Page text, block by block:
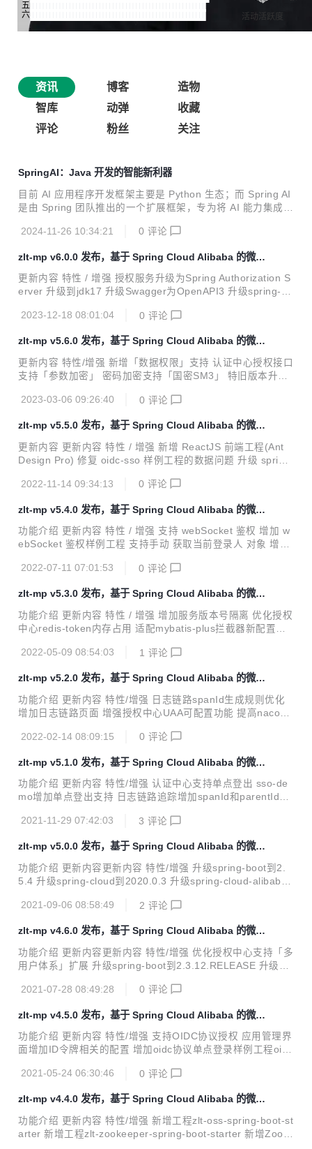
资讯 博客
造物
智库
动弹
收藏
评论
粉丝 关注
SpringAI：Java 开发的智能新利器
目前 AI 应用程序开发框架主要是 Python 生态；而 Spring AI
是由 Spring 团队推出的一个扩展框架，专为将 AI 能力集成到
2024-11-26 10:34:21
0 评论
zlt-mp v6.0.0 发布，基于 Spring Cloud Alibaba 的微服
务平台
更新内容 特性 / 增强 授权服务升级为Spring Authorization S
erver 升级到jdk17 升级Swagger为OpenAPI3 升级spring-bo
baba到2022.0.0.0 升级spring-boot-admin到3.1.8 升级myb
了) 删除无用模块(job和transaction) 特性 / 增强 分支名 JDK
Spring Boot Spring Cloud ma...
2023-12-18 08:01:04 0 评论
zlt-mp v5.6.0 发布，基于 Spring Cloud Alibaba 的微服
务平台
更新内容 特性/增强 新增「数据权限」支持 认证中心授权接口
支持「参数加密」 密码加密支持「国密SM3」 特旧版本升级
`; alter table sys_role add data_scope varchar(32) DEFAU
ATOR/创建者权限'; alter table sys_user add `creator_id` in
t(11) COMMENT '创建人id'; update sys_user set creator_
i...
2023-03-06 09:26:40 0 评论
zlt-mp v5.5.0 发布，基于 Spring Cloud Alibaba 的微服
务平台
更新内容 更新内容 特性 / 增强 新增 ReactJS 前端工程(Ant
Design Pro) 修复 oidc-sso 样例工程的数据问题 升级 spring-
Design Pro 框架，基于 UmiJS v3.x 和 ProComponents 图
性，保留了layui版本的前端。 │ ├─layui-web -- layui前端
│ │ ├─src │ │ │ ├─main │ │ │ │ ├─java ...
2022-11-14 09:34:13 0 评论
zlt-mp v5.4.0 发布，基于 Spring Cloud Alibaba 的微服
务平台
功能介绍 更新内容 特性 / 增强 支持 webSocket 鉴权 增加 w
ebSocket 鉴权样例工程 支持手动 获取当前登录人 对象 增加
携带 access_token，排除鉴权的 url 依然会被拦截的问题 升
鉴权 增加 webSocket 接口的通用鉴权拦截器，使用方式如
下： @ServerEndpoint(value = "/websocket/test", configur
ator = WcAuthConfigurator.cla...
2022-07-11 07:01:53 0 评论
zlt-mp v5.3.0 发布，基于 Spring Cloud Alibaba 的微服
务平台
功能介绍 更新内容 特性 / 增强 增加服务版本号隔离 优化授权
中心redis-token内存占用 适配mybatis-plus拦截器新配置方
级spring-boot-admin到2.5.6 升级mybatis-plus到3.5.1内容
务服务冲突乱窜的问题； 指的是在开发环境过程中，开发人员
可能只会在本地启动自己开发的服务进行调试，而其他服务则
使用服务器上的；这样就可能会在注册中心中出现同一个服务
2022-05-09 08:54:03 1 评论
zlt-mp v5.2.0 发布，基于 Spring Cloud Alibaba 的微服
务平台
功能介绍 更新内容 特性/增强 日志链路spanId生成规则优化
增加日志链路页面 增强授权中心UAA可配置功能 提高nacos
in到2.5.5 升级hutool到5.7.20 内容说明 一、spanId生成规则
优化为有序数字，能直观分辨调用顺序与层级关系，如下图所
示： 上图示例中spanId的生成规则，如下链路拓扑图所示：
二、增加日志链路页面 系统日志列表页面 追踪id 字段增加超
链接，点击弹出 日志链路 页面： 以树形方式展示对...
2022-02-14 08:09:15 0 评论
zlt-mp v5.1.0 发布，基于 Spring Cloud Alibaba 的微服
务平台
功能介绍 更新内容 特性/增强 认证中心支持单点登出 sso-de
mo增加单点登出支持 日志链路追踪增加spanId和parentId字
题修复 解决客户端模式授权报错问题 变更语句 Use `oauth-c
tion = '{"LOGOUT_NOTIFY_URL_LIST":"http://127.0.0.1:8
082/logoutNotify"}' where client_id = '...
2021-11-29 07:42:03 3 评论
zlt-mp v5.0.0 发布，基于 Spring Cloud Alibaba 的微服
务平台
功能介绍 更新内容更新内容 特性/增强 升级spring-boot到2.
5.4 升级spring-cloud到2020.0.3 升级spring-cloud-alibaba
earch到7.14.0 升级spring-boot-admin到2.5.1 新增工程/分
x（该分支不会更新） <ul> <li> <p>Spring Boot 2.3.12.REL
EASE</p> </li> <li...
2021-09-06 08:58:49 2 评论
zlt-mp v4.6.0 发布，基于 Spring Cloud Alibaba 的微服
务平台
功能介绍 更新内容更新内容 特性/增强 优化授权中心支持「多
用户体系」扩展 升级spring-boot到2.3.12.RELEASE 升级spr
RELEASE 升级redisson到3.16.0 升级spring-data-elasticse
多用户体系 统一认证中心uaa支持多用户类型的统一授权和鉴
权扩展，当系统需要新增一种用户类型时无需修改原有的代
码，增加新的实现类即可。 多用户类型指的是业务中有多种类
2021-07-28 08:49:28 0 评论
zlt-mp v4.5.0 发布，基于 Spring Cloud Alibaba 的微服
务平台
功能介绍 更新内容 特性/增强 支持OIDC协议授权 应用管理界
面增加ID令牌相关的配置 增加oidc协议单点登录样例工程oidc
sswordEncoder实现类为DelegatingPasswordEncoder 修改
问题修复 修复token过期时访问网关返回500状态码 变更语句
Use `oauth-center`; alter table oauth_client_details add s
upport_id_token...
2021-05-24 06:30:46 0 评论
zlt-mp v4.4.0 发布，基于 Spring Cloud Alibaba 的微服
务平台
功能介绍 更新内容 特性/增强 新增工程zlt-oss-spring-boot-st
arter 新增工程zlt-zookeeper-spring-boot-starter 新增Zook